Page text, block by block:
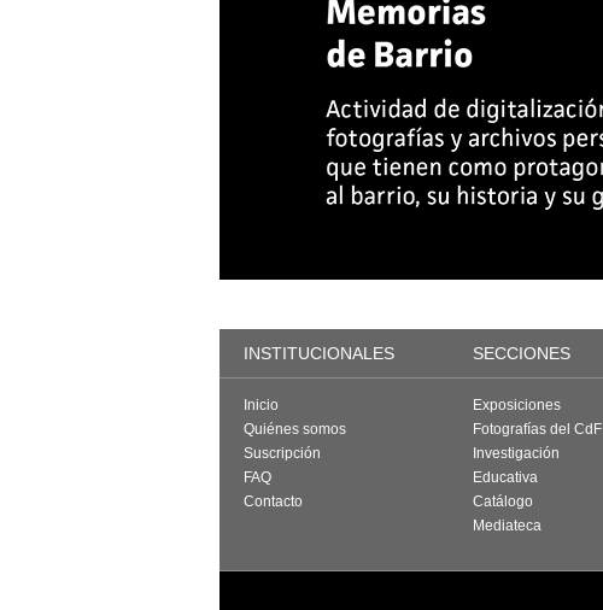
INSTITUCIONALES SECCIONES
Inicio
Quiénes somos
Suscripción
FAQ
Contacto
Exposiciones
Fotografías del CdF
Investigación
Educativa
Catálogo
Mediateca